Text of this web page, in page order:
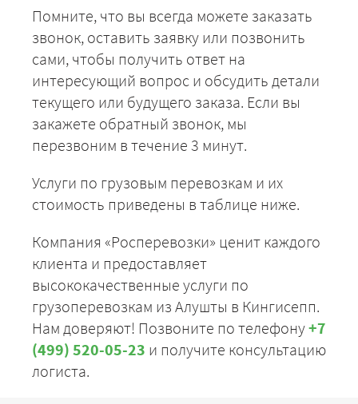
Помните, что вы всегда можете заказать
звонок, оставить заявку или позвонить
сами, чтобы получить ответ на
интересующий вопрос и обсудить детали
текущего или будущего заказа. Если вы
закажете обратный звонок, мы
перезвоним в течение 3 минут.
Услуги по грузовым перевозкам и их
стоимость приведены в таблице ниже.
Компания «Росперевозки» ценит каждого
клиента и предоставляет
высококачественные услуги по
грузоперевозкам из Алушты в Кингисепп.
Нам доверяют! Позвоните по телефону+7
(499) 520-05-23 и получите консультацию
логиста.